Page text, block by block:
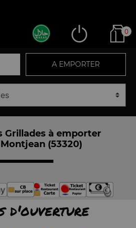
0
A EMPORTER
Grillades à emporter
(53320)
d'ouverture